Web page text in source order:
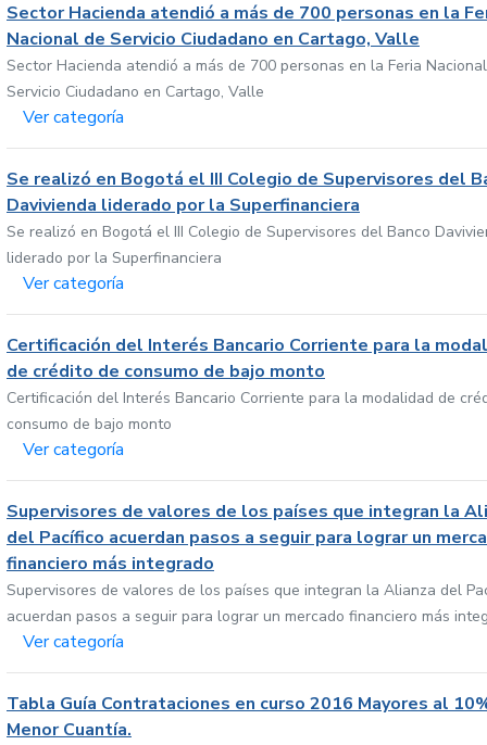
Sector Hacienda atendió a más de 700 personas en la
Nacional de Servicio Ciudadano en Cartago, Valle
Sector Hacienda atendió a más de 700 personas en la Feria
Servicio Ciudadano en Cartago, Valle
Ver categoría
Se realizó en Bogotá el III Colegio de Supervisores del
Davivienda liderado por la Superfinanciera
Se realizó en Bogotá el III Colegio de Supervisores del Banco
liderado por la Superfinanciera
Ver categoría
Certificación del Interés Bancario Corriente para la
de crédito de consumo de bajo monto
Certificación del Interés Bancario Corriente para la modalidad de
consumo de bajo monto
Ver categoría
Supervisores de valores de los países que integran la
del Pacífico acuerdan pasos a seguir para lograr un
financiero más integrado
Supervisores de valores de los países que integran la Alianza del
acuerdan pasos a seguir para lograr un mercado financiero más
Ver categoría
Tabla Guía Contrataciones en curso 2016 Mayores al
Menor Cuantía.